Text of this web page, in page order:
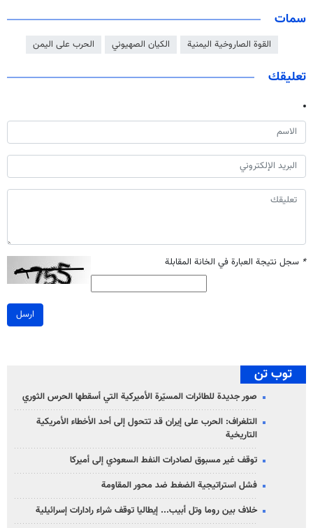
سمات
القوة الصاروخية اليمنية الكيان الصهيوني الحرب على اليمن
تعليقك
* سجل نتيجة العبارة في الخانة المقابلة
ارسل
توب تن
صور جديدة للطائرات المسيّرة الأميركية التي أسقطها الحرس الثوري
التلغراف: الحرب على إيران قد تتحول إلى أحد الأخطاء الأمريكية
التاريخية
توقف غير مسبوق لصادرات النفط السعودي إلى أميركا
فشل استراتيجية الضغط ضد محور المقاومة
خلاف بين روما وتل أبيب... إيطاليا توقف شراء رادارات إسرائيلية